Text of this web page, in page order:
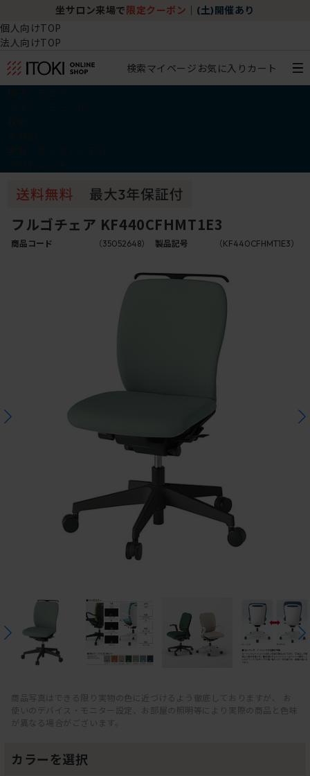
坐サロン来場で 限定クーポン (土)開催あり
個人向けTOP
法人向けTOP
検索マイページ お気に入り カート
フルゴチェア KF440CFHMT1E3
商品コード （35052648） 製品記号 （KF440CFHMT1E3）
商品写真はできる限り実物の色に近づけるよう徹底しておりますが、 お
使いのデバイス・モニター設定、お部屋の照明等により実際の商品と色味
が異なる場合がございます。
カラーを選択